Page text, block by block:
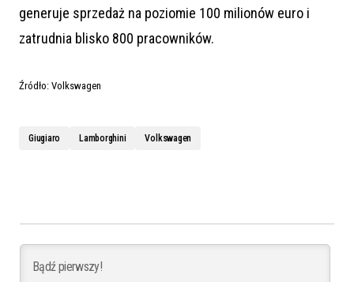
generuje sprzedaż na poziomie 100 milionów euro i
zatrudnia blisko 800 pracowników.
Źródło: Volkswagen
Giugiaro Lamborghini Volkswagen